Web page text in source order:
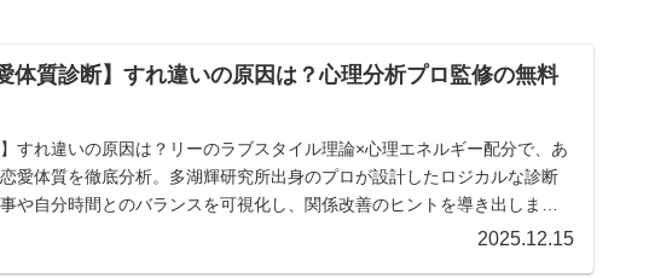
体質診断】すれ違いの原因は？心理分析プロ監修の無料
】すれ違いの原因は？リーのラブスタイル理論×心理エネルギー配分で、あ
愛体質を徹底分析。多湖輝研究所出身のプロが設計したロジカルな診断
や自分時間とのバランスを可視化し、関係改善のヒントを導き出しま
2025.12.15